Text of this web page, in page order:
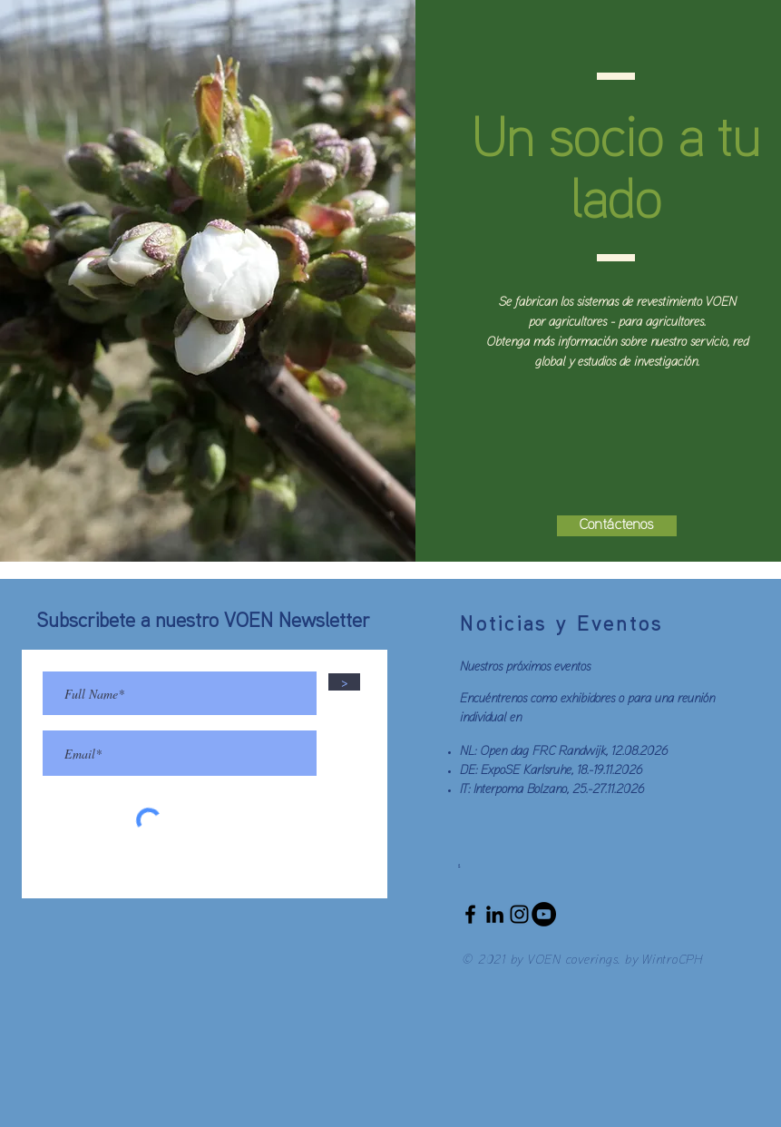
Un socio a tu
lado
Se fabrican los sistemas de revestimiento VOEN
por agricultores - para agricultores.
Obtenga más información sobre nuestro servicio, red
global y estudios de investigación.
Contáctenos
Subscribete a nuestro VOEN Newsletter
>
Noticias y Eventos
Nuestros próximos eventos
Encuéntrenos como exhibidores o para una reunión
individual en
NL: Open dag FRC Randwijk, 12.08.2026
DE: ExpoSE Karlsruhe, 18.-19.11.2026
IT: Interpoma Bolzano, 25.-27.11.2026
.
© 2021 by VOEN coverings. by WintroCPH